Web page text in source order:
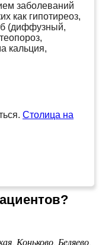
заболеваний
как гипотиреоз,
(диффузный,
кальция,
Столица на
Коньково, Беляево,